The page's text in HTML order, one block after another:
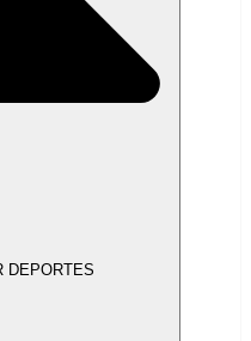
DEPORTES